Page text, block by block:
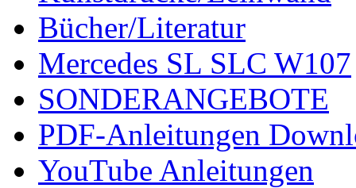
Bücher/Literatur
Mercedes SL SLC W107
SONDERANGEBOTE
PDF-Anleitungen
YouTube Anleitungen